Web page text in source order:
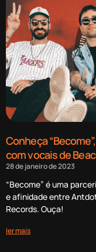
Conheça
com vocais de
28 de janeiro de 2023
“Become” é uma
e afinidade entre
Records. Ouça!
ler mais